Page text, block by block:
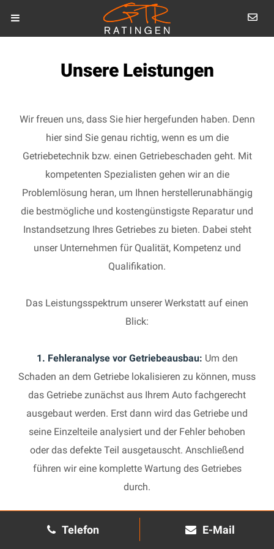
Telefon E-Mail
Unsere Leistungen
Wir freuen uns, dass Sie hier hergefunden haben. Denn
hier sind Sie genau richtig, wenn es um die
Getriebetechnik bzw. einen Getriebeschaden geht. Mit
kompetenten Spezialisten gehen wir an die
Problemlösung heran, um Ihnen herstellerunabhängig
die bestmögliche und kostengünstigste Reparatur und
Instandsetzung Ihres Getriebes zu bieten. Dabei steht
unser Unternehmen für Qualität, Kompetenz und
Qualifikation.
Das Leistungsspektrum unserer Werkstatt auf einen
Blick:
1. Fehleranalyse vor Getriebeausbau: Um den
Schaden an dem Getriebe lokalisieren zu können, muss
das Getriebe zunächst aus Ihrem Auto fachgerecht
ausgebaut werden. Erst dann wird das Getriebe und
seine Einzelteile analysiert und der Fehler behoben
oder das defekte Teil ausgetauscht. Anschließend
führen wir eine komplette Wartung des Getriebes
durch.
2. Manuelles Getriebe:
Die Reparatur eines komplexen
Schaltgetriebes ist äußerst aufwendig und benötigt